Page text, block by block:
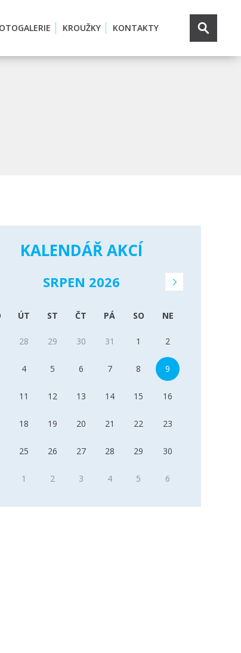
KROUŽKY KONTAKTY
KALENDÁŘ AKCÍ
SRPEN 2026
ÚT ST ČT PÁ SO NE
28 29 30 31 1 2
4 5 6 7 8 9
11 12 13 14 15 16
18 19 20 21 22 23
25 26 27 28 29 30
1 2 3 4 5 6